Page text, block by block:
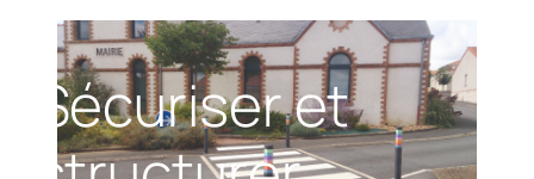
Sécuriser et